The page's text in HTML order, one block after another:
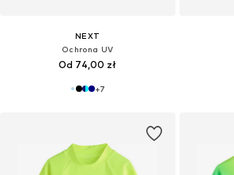
NEXT
Ochrona UV
Od 74,00 zł
+7